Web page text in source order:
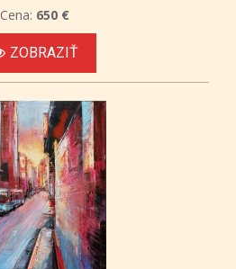
Cena: 650 €
ZOBRAZIŤ